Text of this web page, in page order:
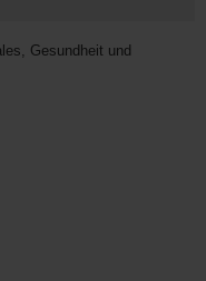
Gesundheit und